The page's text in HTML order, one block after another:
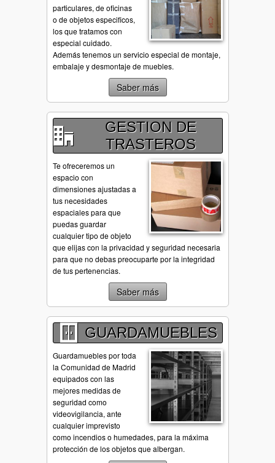
particulares, de oficinas
o de objetos especificos,
los que tratamos con
especial cuidado.
Además tenemos un servicio especial de montaje,
embalaje y desmontaje de muebles.
Saber más
GESTION DE
TRASTEROS
Te ofreceremos un
espacio con
dimensiones ajustadas a
tus necesidades
espaciales para que
puedas guardar
cualquier tipo de objeto
que elijas con la privacidad y seguridad necesaria
para que no debas preocuparte por la integridad
de tus pertenencias.
Saber más
GUARDAMUEBLES
Guardamuebles por toda
la Comunidad de Madrid
equipados con las
mejores medidas de
seguridad como
videovigilancia, ante
cualquier imprevisto
como incendios o humedades, para la máxima
protección de los objetos que albergan.